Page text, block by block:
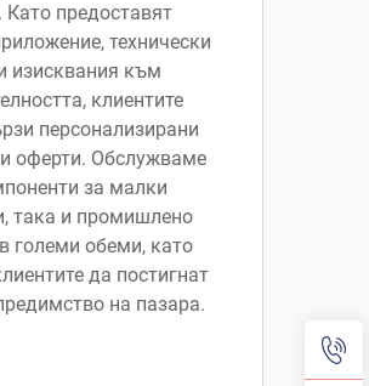
Като предоставят
технически
изисквания към
клиентите
персонализирани
оферти. Обслужваме
за малки
така и промишлено
големи обеми, като
да постигнат
на пазара.